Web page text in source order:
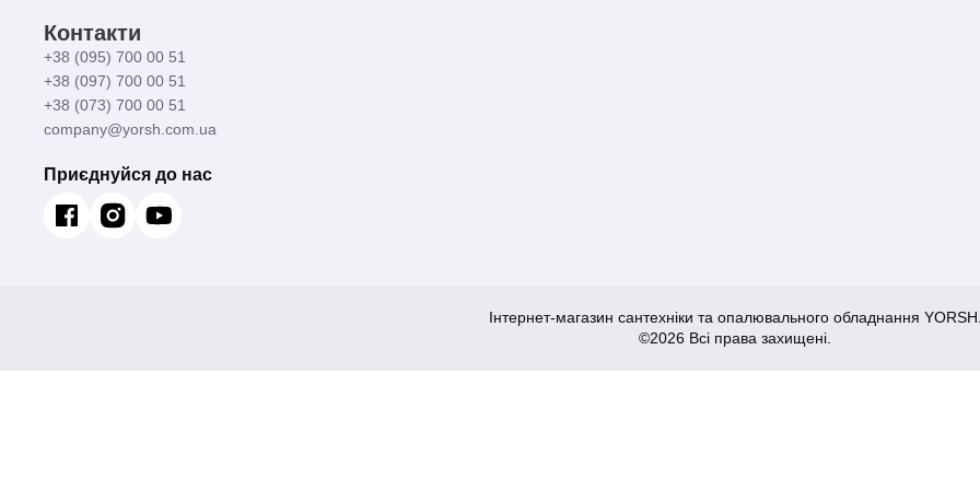
Контакти
+38 (095) 700 00 51
+38 (097) 700 00 51
+38 (073) 700 00 51
company@yorsh.com.ua
Приєднуйся до нас
Інтернет-магазин сантехніки та опалювального обладнання
©2026 Всі права захищені.